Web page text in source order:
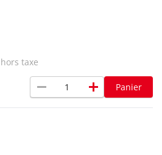
taxe
remove add Panier